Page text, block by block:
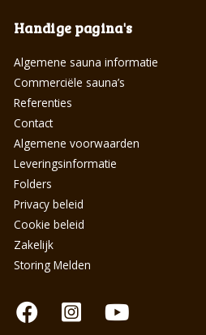
Handige pagina's
Algemene sauna informatie
Commerciële sauna’s
Referenties
Contact
Algemene voorwaarden
Leveringsinformatie
Folders
Privacy beleid
Cookie beleid
Zakelijk
Storing Melden